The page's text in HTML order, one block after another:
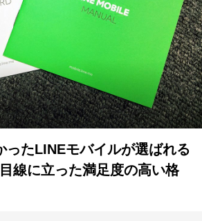
ったLINEモバイルが選ばれる
線に立った満足度の高い格